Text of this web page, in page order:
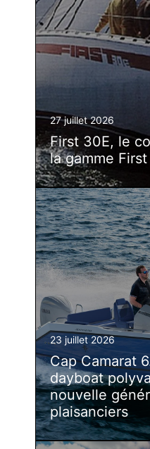
27 juillet 2026
First 30E, le
la gamme
23 juillet 2026
Cap Camarat
dayboat
nouvelle
plaisanciers